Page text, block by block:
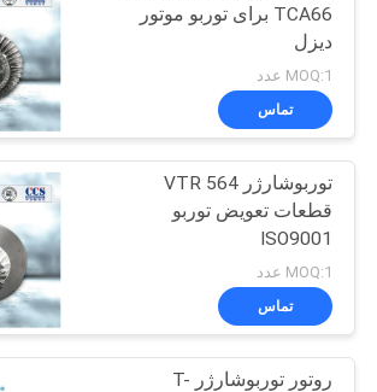
TCA66 برای توربو موتور
دیزل
MOQ:1 عدد
تماس
توربوشارژر VTR 564
قطعات تعویض توربو
ISO9001
MOQ:1 عدد
تماس
روتور توربوشارژر T-